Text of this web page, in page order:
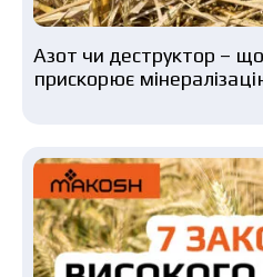
Азот чи деструктор –
прискорює